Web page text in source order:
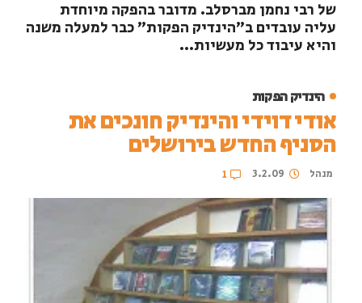
של רבי נחמן מברסלב. מדובר בהפקה מיוחדת
עליה עובדים ב"הינדיק הפקות" כבר למעלה משנה
והיא עיבוד כל מעשיות...
הינדיק הפקות
אודי דוידי והינדיק חונכים את
הסניף החדש בירושלים
מנהל 3.2.09
1